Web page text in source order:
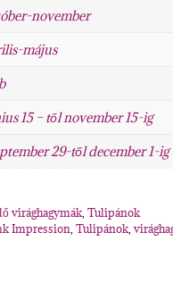
november
május
15 – től november 15-ig
29-től december 1-ig
virághagymák, Tulipánok
Impression, Tulipánok,